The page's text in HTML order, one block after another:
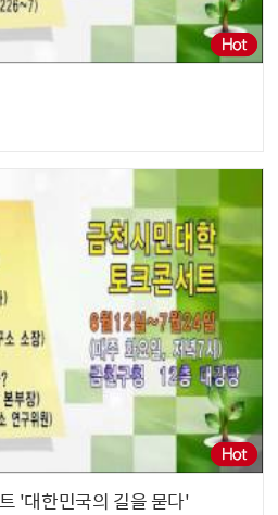
'대한민국의 길을 묻다'